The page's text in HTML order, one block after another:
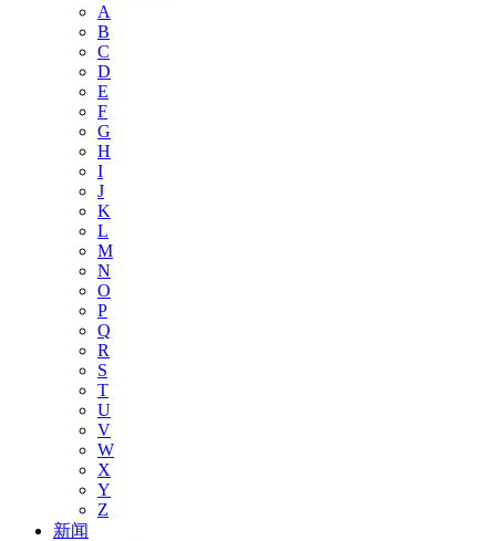
A
B
C
D
E
F
G
H
I
J
K
L
M
N
O
P
Q
R
S
T
U
V
W
X
Y
Z
新闻